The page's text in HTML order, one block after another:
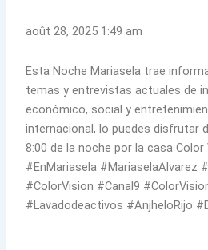
août 28, 2025 1:49 am
Esta Noche Mariasela trae
temas y entrevistas actuales de
económico, social y
internacional, lo puedes disfrutar
8:00 de la noche por la casa Color
#EnMariasela #MariaselaAlvarez
#ColorVision #Canal9
#Lavadodeactivos #AnjheloRijo